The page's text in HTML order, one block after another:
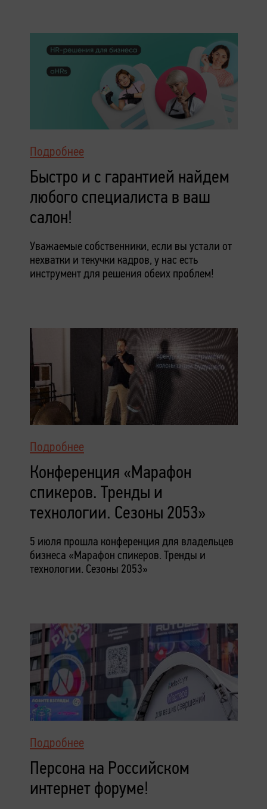
Подробнее
Быстро и с гарантией найдем
любого специалиста в ваш
салон!
Уважаемые собственники, если вы устали от
нехватки и текучки кадров, у нас есть
инструмент для решения обеих проблем!
Подробнее
Конференция «Марафон
спикеров. Тренды и
технологии. Сезоны 2053»
5 июля прошла конференция для владельцев
бизнеса «Марафон спикеров. Тренды и
технологии. Сезоны 2053»
Подробнее
Персона на Российском
интернет форуме!